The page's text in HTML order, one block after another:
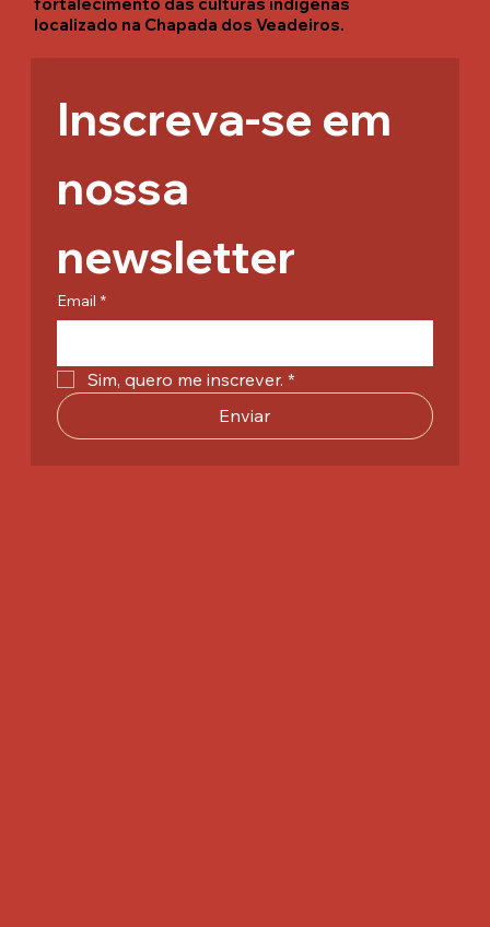
Inscreva-se em
nossa
newsletter
Email *
Sim, quero me inscrever. *
Enviar
localizado na Chapada dos Veadeiros.